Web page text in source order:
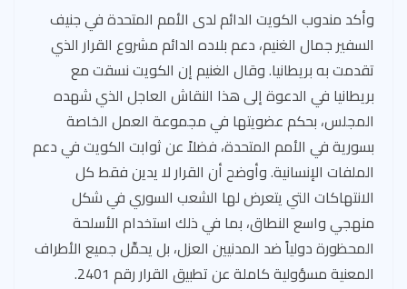
وأكد مندوب الكويت الدائم لدى الأمم المتحدة في جنيف
السفير جمال الغنيم، دعم بلاده الدائم مشروع القرار الذي
تقدمت به بريطانيا. وقال الغنيم إن الكويت نسقت مع
بريطانيا في الدعوة إلى هذا النقاش العاجل الذي شهده
المجلس، بحكم عضويتها في مجموعة العمل الخاصة
بسورية في الأمم المتحدة، فضلاً عن ثوابت الكويت في دعم
الملفات الإنسانية. وأوضح أن القرار لا يدين فقط كل
الانتهاكات التي يتعرض لها الشعب السوري في شكل
منهجي واسع النطاق، بما في ذلك استخدام الأسلحة
المحظورة دولياً ضد المدنيين العزل، بل يحمِّل جميع الأطراف
المعنية مسؤولية كاملة عن تطبيق القرار رقم 2401.